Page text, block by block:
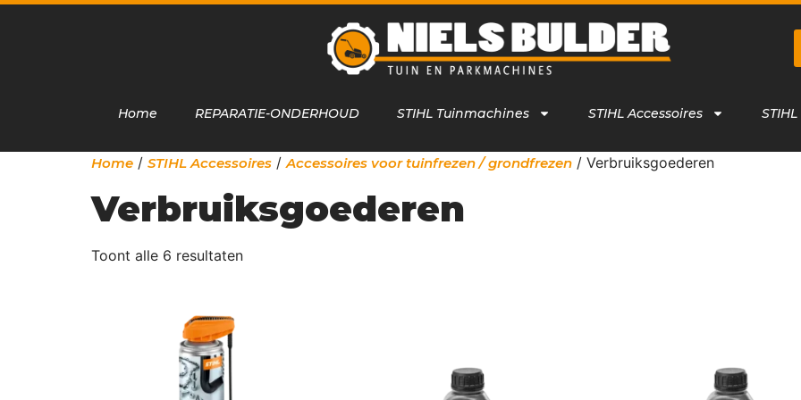
Home REPARATIE-ONDERHOUD STIHL Tuinmachines STIHL Accessoires
Home / STIHL Accessoires / Accessoires voor tuinfrezen / grondfrezen / Verbruiksgoederen
Verbruiksgoederen
Toont alle 6 resultaten